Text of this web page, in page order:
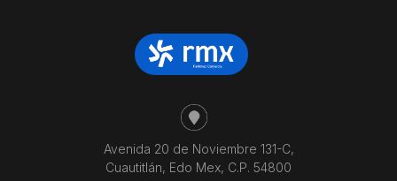
Avenida 20 de Noviembre 131-C,
Cuautitlán, Edo Mex, C.P. 54800